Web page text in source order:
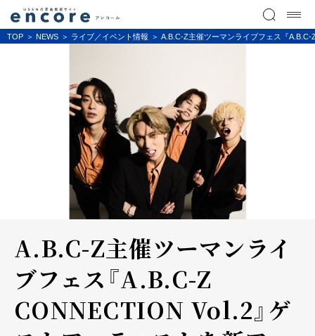
TOP NEWS ライブ／イベント情報 A.B.C-Z主催ツーマンライブフェス『
A.B.C-Z主催ツーマンライ
ブフェス『A.B.C-Z
CONNECTION Vol.2』ゲ